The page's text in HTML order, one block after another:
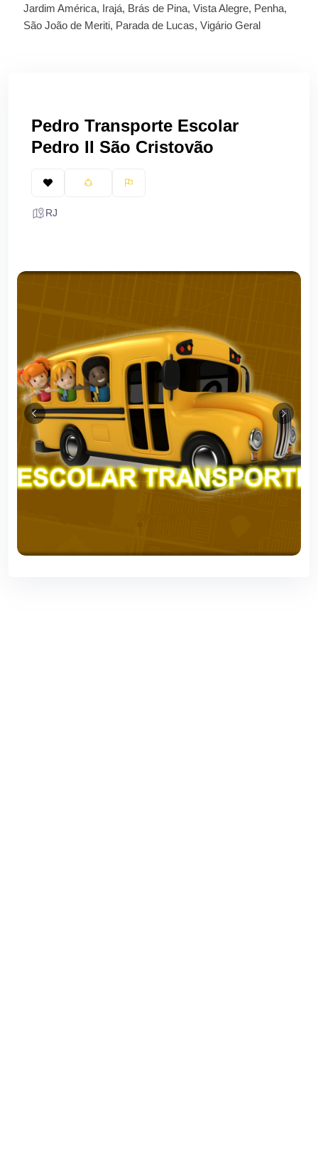
Pedro Transporte Escolar
Pedro II São Cristovão
RJ
Jardim América, Irajá, Brás de Pina, Vista Alegre, Penha,
São João de Meriti, Parada de Lucas, Vigário Geral